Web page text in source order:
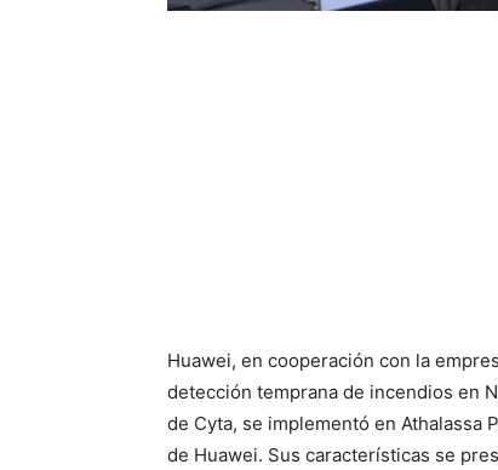
Huawei, en cooperación con la
detección temprana de incendios en
de Cyta, se implementó en Athalassa
de Huawei. Sus características se